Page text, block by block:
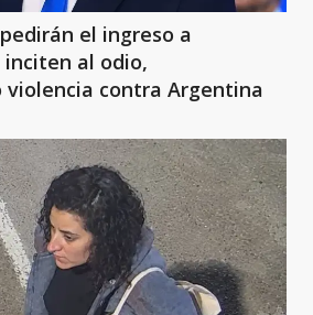
el ingreso a
al odio,
violencia contra Argentina